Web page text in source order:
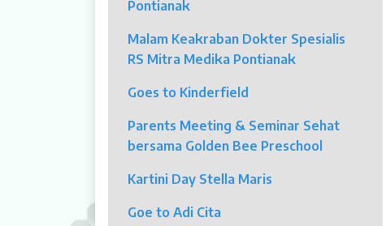
Endoskopi
Laparaskopi
Multi Slice CT-Scan 128 Slices
Dialisis
Mamografi
Pontianak
Malam Keakraban Dokter Spesialis
RS Mitra Medika Pontianak
Goes to Kinderfield
Parents Meeting & Seminar Sehat
bersama Golden Bee Preschool
Kartini Day Stella Maris
Goe to Adi Cita